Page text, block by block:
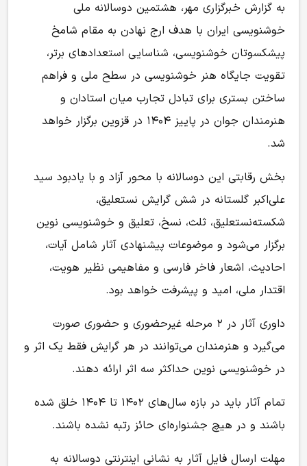
به گزارش خبرگزاری مهر، هشتمین دوسالانه ملی
خوشنویسی ایران با هدف ارج نهادن به مقام شامخ
پیشکسوتان خوشنویسی، شناسایی استعدادهای برتر،
تقویت جایگاه هنر خوشنویسی در سطح ملی و فراهم
ساختن بستری برای تبادل تجارب میان استادان و
هنرمندان جوان در پاییز ۱۴۰۴ در قزوین برگزار خواهد
شد.
بخش رقابتی این دوسالانه با محور آزاد و با یادبود سید
علی‌اکبر گلستانه در شش گرایش نستعلیق،
شکسته‌نستعلیق، ثلث، نسخ، تعلیق و خوشنویسی نوین
برگزار می‌شود و موضوعات پیشنهادی آثار شامل آیات،
احادیث، اشعار فاخر فارسی و مفاهیمی نظیر هویت،
اقتدار ملی، امید و پیشرفت خواهد بود.
داوری آثار در ۲ مرحله غیرحضوری و حضوری صورت
می‌گیرد و هنرمندان می‌توانند در هر گرایش فقط یک اثر و
در خوشنویسی نوین حداکثر سه اثر ارائه دهند.
تمام آثار باید در بازه سال‌های ۱۴۰۲ تا ۱۴۰۴ خلق شده
باشند و در هیچ جشنواره‌ای حائز رتبه نشده باشند.
مهلت ارسال فایل آثار به نشانی اینترنتی دوسالانه به